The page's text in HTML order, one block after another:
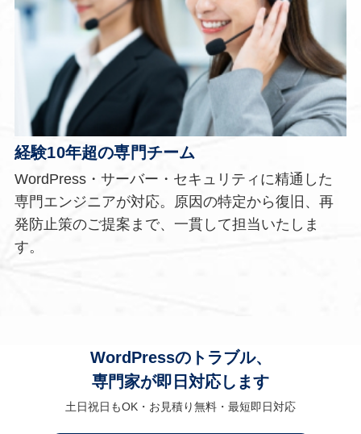
経験10年超の専門チーム
WordPress・サーバー・セキュリティに精通した
専門エンジニアが対応。原因の特定から復旧、再
発防止策のご提案まで、一貫して担当いたしま
す。
WordPressのトラブル、
専門家が即日対応します
土日祝日もOK・お見積り無料・最短即日対応